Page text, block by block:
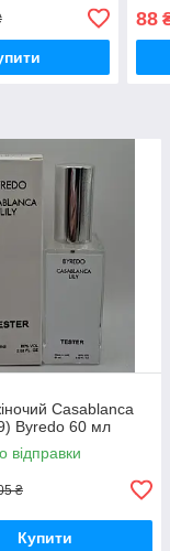
88
Casablanca
Byredo 60 мл
відправки
₴
Купити